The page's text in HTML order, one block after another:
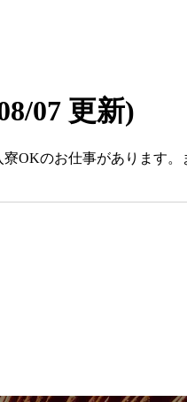
07 更新)
OKのお仕事があります